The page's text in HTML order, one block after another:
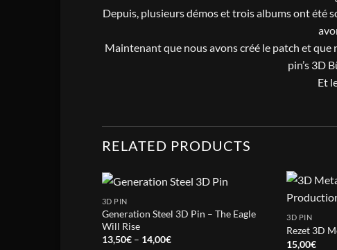
Depuis, plusieurs démos et trois albums ont été
Maintenant que nous avons créé le patch et que
pin’s 3D
Et
RELATED PRODUCTS
3D PIN
Generation Steel 3D Pin – The Eagle
Will Rise
13,50€ – 14,00€Price
3D PIN
Rezet 3D
15,00€